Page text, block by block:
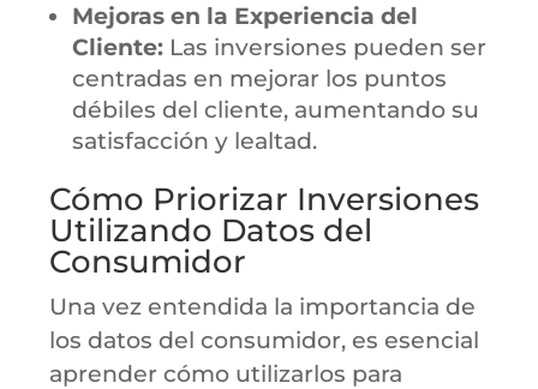
Mejoras en la Experiencia del
Cliente: Las inversiones pueden ser
centradas en mejorar los puntos
débiles del cliente, aumentando su
satisfacción y lealtad.
Cómo Priorizar Inversiones
Utilizando Datos del
Consumidor
Una vez entendida la importancia de
los datos del consumidor, es esencial
aprender cómo utilizarlos para